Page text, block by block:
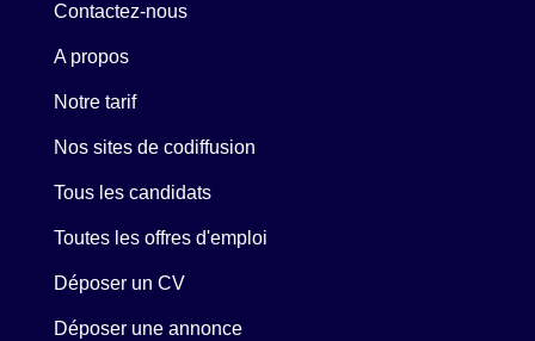
Contactez-nous
A propos
Notre tarif
Nos sites de codiffusion
Tous les candidats
Toutes les offres d'emploi
Déposer un CV
Déposer une annonce